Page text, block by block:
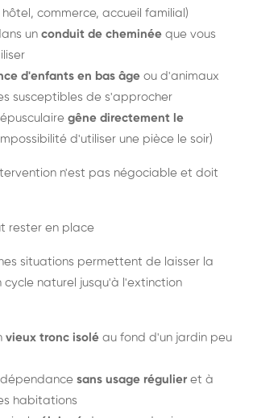
commerce, accueil familial)
un conduit de cheminée que vous
d'enfants en bas âge ou d'animaux
susceptibles de s'approcher
gêne directement le
d'utiliser une pièce le soir)
n'est pas négociable et doit
rester en place
situations permettent de laisser la
cycle naturel jusqu'à l'extinction
vieux tronc isolé au fond d'un jardin peu
sans usage régulier et à
habitations